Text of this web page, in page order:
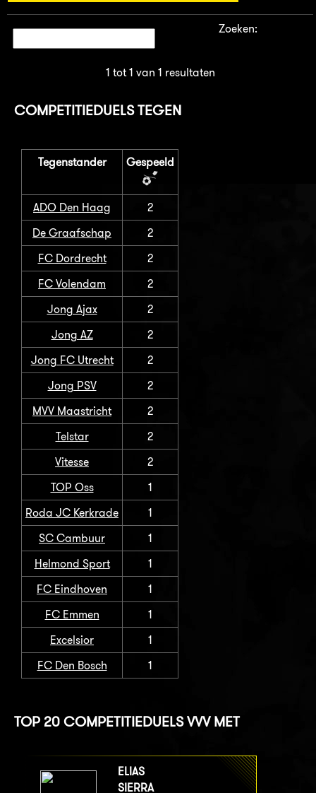
Zoeken:
1 tot 1 van 1 resultaten
COMPETITIEDUELS TEGEN
Tegenstander Gespeeld
ADO Den Haag
2
De Graafschap
2
FC Dordrecht
2
FC Volendam
2
Jong Ajax
2
Jong AZ
2
Jong FC Utrecht
2
Jong PSV
2
MVV Maastricht
2
Telstar
2
Vitesse
2
TOP Oss
1
Roda JC Kerkrade
1
SC Cambuur
1
Helmond Sport
1
FC Eindhoven
1
FC Emmen
1
Excelsior
1
FC Den Bosch
1
TOP 20 COMPETITIEDUELS VVV MET
ELIAS
SIERRA